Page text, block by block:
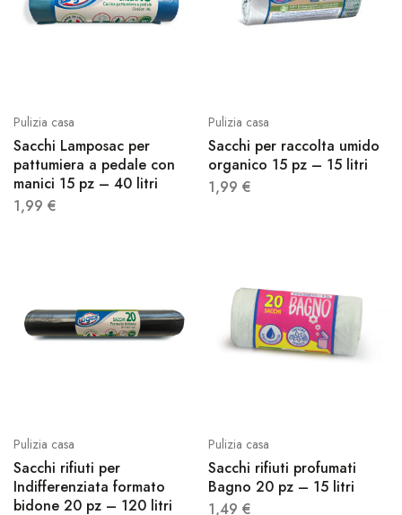
Pulizia casa
Sacchi Lamposac per
pattumiera a pedale con
manici 15 pz – 40 litri
1,99 €
Pulizia casa
Sacchi per raccolta umido
organico 15 pz – 15 litri
1,99 €
Pulizia casa
Sacchi rifiuti per
Indifferenziata formato
bidone 20 pz – 120 litri
Pulizia casa
Sacchi rifiuti profumati
Bagno 20 pz – 15 litri
1,49 €